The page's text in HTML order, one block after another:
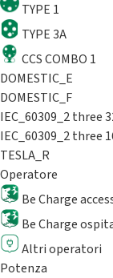
TYPE 1
TYPE 3A
CCS COMBO 1
DOMESTIC_E
DOMESTIC_F
IEC_60309_2 three
IEC_60309_2 three
TESLA_R
Operatore
Be Charge
Be Charge
Altri operatori
Potenza